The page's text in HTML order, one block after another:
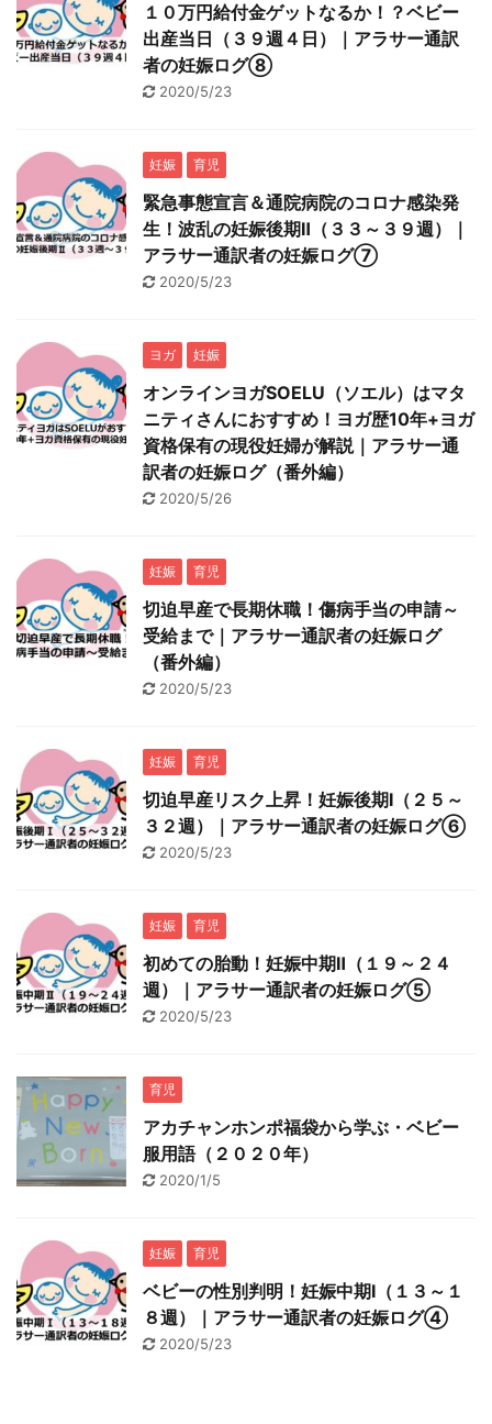
１０万円給付金ゲットなるか！？ベビー
出産当日（３９週４日）｜アラサー通訳
者の妊娠ログ⑧
2020/5/23
妊娠 育児
緊急事態宣言＆通院病院のコロナ感染発
生！波乱の妊娠後期Ⅱ（３３～３９週）｜
アラサー通訳者の妊娠ログ⑦
2020/5/23
ヨガ 妊娠
オンラインヨガSOELU（ソエル）はマタ
ニティさんにおすすめ！ヨガ歴10年+ヨガ
資格保有の現役妊婦が解説｜アラサー通
訳者の妊娠ログ（番外編）
2020/5/26
妊娠 育児
切迫早産で長期休職！傷病手当の申請～
受給まで｜アラサー通訳者の妊娠ログ
（番外編）
2020/5/23
妊娠 育児
切迫早産リスク上昇！妊娠後期Ⅰ（２５～
３２週）｜アラサー通訳者の妊娠ログ⑥
2020/5/23
妊娠 育児
初めての胎動！妊娠中期Ⅱ（１９～２４
週）｜アラサー通訳者の妊娠ログ⑤
2020/5/23
育児
アカチャンホンポ福袋から学ぶ・ベビー
服用語（２０２０年）
2020/1/5
妊娠 育児
ベビーの性別判明！妊娠中期Ⅰ（１３～１
８週）｜アラサー通訳者の妊娠ログ④
2020/5/23